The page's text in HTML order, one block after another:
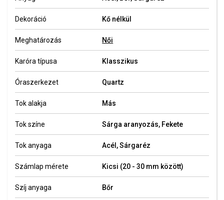
Dekoráció Kő nélkül
Meghatározás Női
Karóra típusa Klasszikus
Óraszerkezet Quartz
Tok alakja Más
Tok színe Sárga aranyozás, Fekete
Tok anyaga Acél, Sárgaréz
Számlap mérete Kicsi (20 - 30 mm között)
Szíj anyaga Bőr